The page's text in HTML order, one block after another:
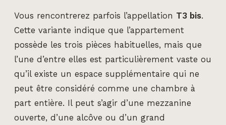
Vous rencontrerez parfois l’appellation T3 bis.
Cette variante indique que l’appartement
possède les trois pièces habituelles, mais que
l’une d’entre elles est particulièrement vaste ou
qu’il existe un espace supplémentaire qui ne
peut être considéré comme une chambre à
part entière. Il peut s’agir d’une mezzanine
ouverte, d’une alcôve ou d’un grand